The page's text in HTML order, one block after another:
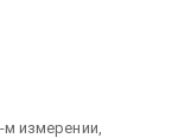
измерении,